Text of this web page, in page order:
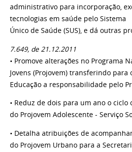
administrativo para incorporação,
tecnologias em saúde pelo Sistema
Único de Saúde (SUS), e dá outras
7.649, de 21.12.2011
• Promove alterações no Programa
Jovens (Projovem) transferindo para
Educação a responsabilidade pelo
• Reduz de dois para um ano o
do Projovem Adolescente - Serviço
• Detalha atribuições de
do Projovem Urbano para a